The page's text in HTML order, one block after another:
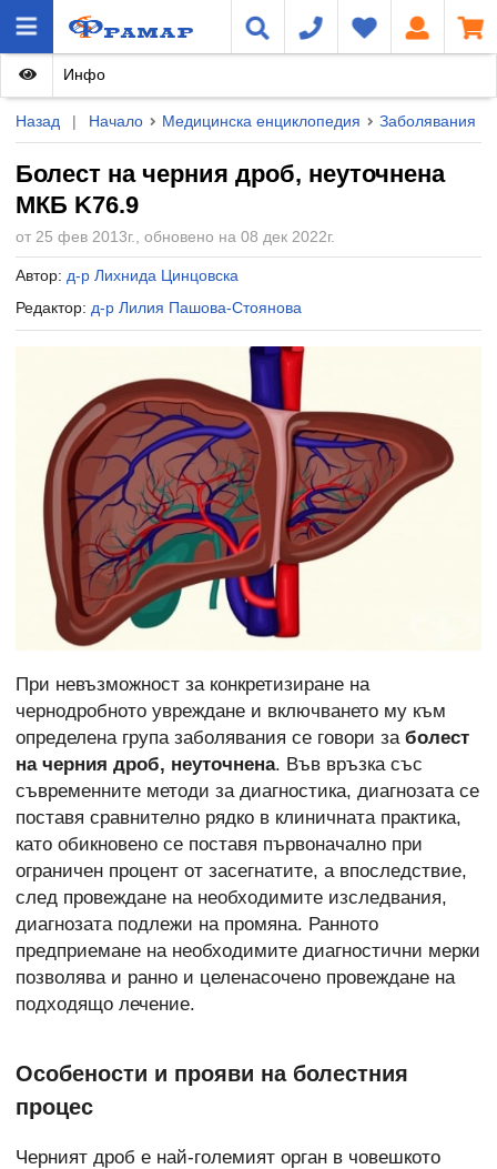
Назад | Начало Медицинска енциклопедия Заболявания
Болест на черния дроб, неуточнена
МКБ K76.9
от 25 фев 2013г., обновено на 08 дек 2022г.
Автор: д-р Лихнида Цинцовска
Редактор: д-р Лилия Пашова-Стоянова
Инфо
При невъзможност за конкретизиране на
чернодробното увреждане и включването му към
определена група заболявания се говори за болест
на черния дроб, неуточнена. Във връзка със
съвременните методи за диагностика, диагнозата се
поставя сравнително рядко в клиничната практика,
като обикновено се поставя първоначално при
ограничен процент от засегнатите, а впоследствие,
след провеждане на необходимите изследвания,
диагнозата подлежи на промяна. Ранното
предприемане на необходимите диагностични мерки
позволява и ранно и целенасочено провеждане на
подходящо лечение.
Особености и прояви на болестния
процес
Черният дроб е най-големият орган в човешкото